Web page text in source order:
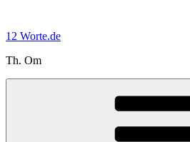
springen
12 Worte.de
Th. Om